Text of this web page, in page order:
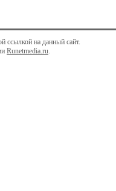
ссылкой на данный сайт.
Runetmedia.ru.